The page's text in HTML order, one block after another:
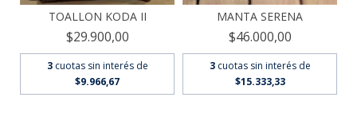
TOALLON KODA II
$29.900,00
3 cuotas sin interés de
$9.966,67
MANTA SERENA
$46.000,00
3 cuotas sin interés de
$15.333,33